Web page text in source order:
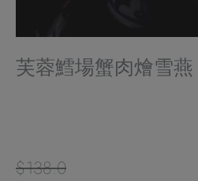
芙蓉鱈場蟹肉燴雪
$138.0